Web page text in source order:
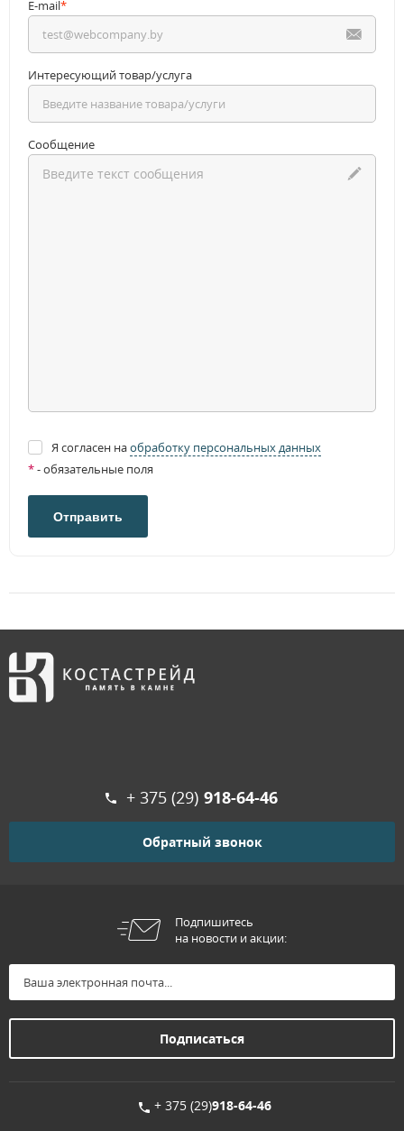
E-mail*
Интересующий товар/услуга
Сообщение
Я согласен наобработку персональных данных
*- обязательные поля
+ 375 (29) 918-64-46
Обратный звонок
Подпишитесь
на новости и акции:
+ 375 (29)918-64-46